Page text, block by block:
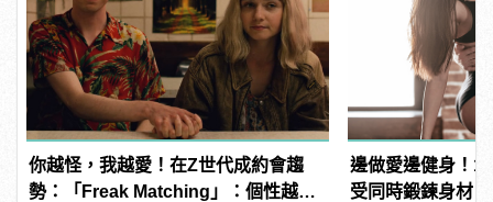
你越怪，我越愛！在Z世代成約會趨
勢：「Freak Matching」：個性越獨
邊做愛邊健身！
受同時鍛鍊身材